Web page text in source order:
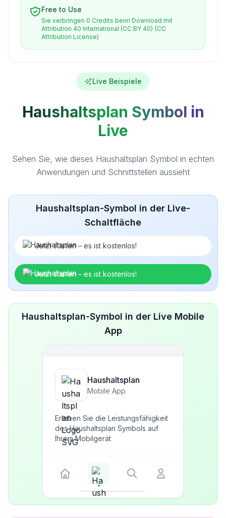
Free to Use
Sie verbringen 0 Credits beim Download mit
Attribution 40 International (CC BY 40) (CC
Attribution License)
Live Beispiele
Haushaltsplan Symbol in
Live
Sehen Sie, wie dieses Haushaltsplan Symbol in echten
Anwendungen und Schnittstellen aussieht
Haushaltsplan-Symbol in der Live-
Schaltfläche
Jetzt starten – es ist kostenlos!
Jetzt starten – es ist kostenlos!
Haushaltsplan-Symbol in der Live Mobile
App
Haushaltsplan
Mobile App
Erleben Sie die Leistungsfähigkeit
des Haushaltsplan Symbols auf
Ihrem Mobilgerät